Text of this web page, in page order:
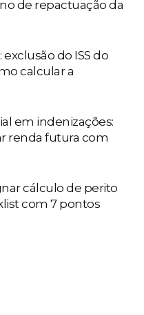
de repactuação da
exclusão do ISS do
calcular a
em indenizações:
renda futura com
cálculo de perito
com 7 pontos